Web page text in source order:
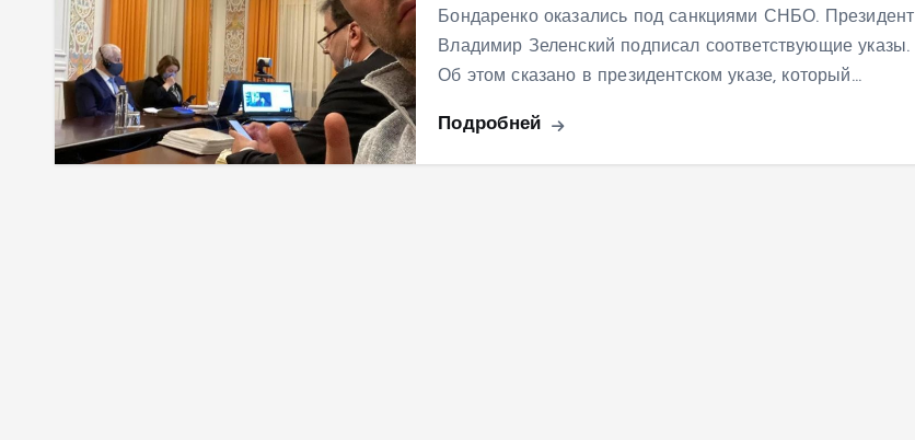
Бондаренко оказались под санкциями СНБО. Президент
Владимир Зеленский подписал соответствующие указы.
Об этом сказано в президентском указе, который…
Подробней